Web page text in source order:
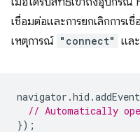
เชื่อมต่อและการยกเลิกการเ
เหตุการณ์ "connect" และ
navigator .hid .
// Automatically
});